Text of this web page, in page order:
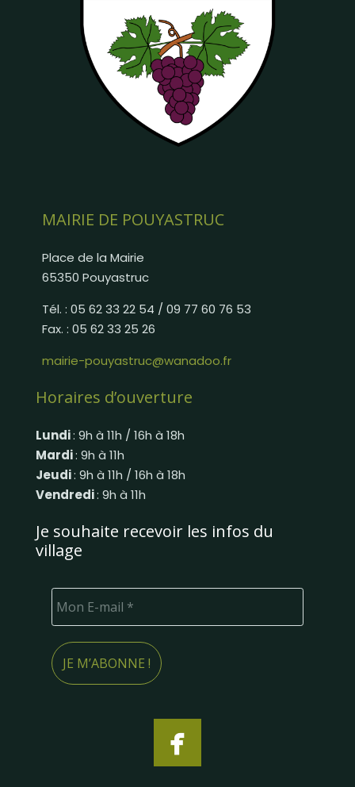
MAIRIE DE POUYASTRUC
Place de la Mairie
65350 Pouyastruc
Tél. : 05 62 33 22 54 / 09 77 60 76 53
Fax. : 05 62 33 25 26
mairie-pouyastruc@wanadoo.fr
Horaires d’ouverture
Lundi: 9h à 11h / 16h à 18h
Mardi: 9h à 11h
Jeudi: 9h à 11h / 16h à 18h
Vendredi: 9h à 11h
Je souhaite recevoir les infos du
village